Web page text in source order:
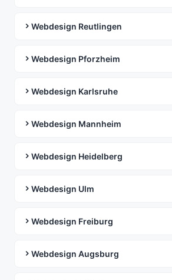
Webdesign Reutlingen
Webdesign Pforzheim
Webdesign Karlsruhe
Webdesign Mannheim
Webdesign Heidelberg
Webdesign Ulm
Webdesign Freiburg
Webdesign Augsburg